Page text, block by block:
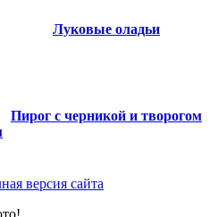
Луковые оладьи
Пирог с черникой и творогом
версия сайта